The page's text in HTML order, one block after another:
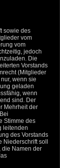
sowie des
vom
vom
jedoch
Die
Vorstands
(Mitglieder
wenn sie
geladen
wenn
sind. Der
Mehrheit der
Stimme des
leitenden
des Vorstands
soll
die Namen der